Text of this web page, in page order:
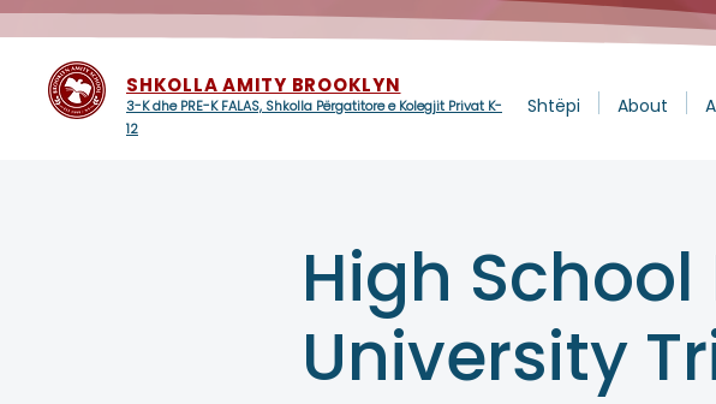
SHKOLLA AMITY BROOKLYN
3-K dhe PRE-K FALAS, Shkolla Përgatitore e Kolegjit Privat K-
12
Shtëpi About
High
University